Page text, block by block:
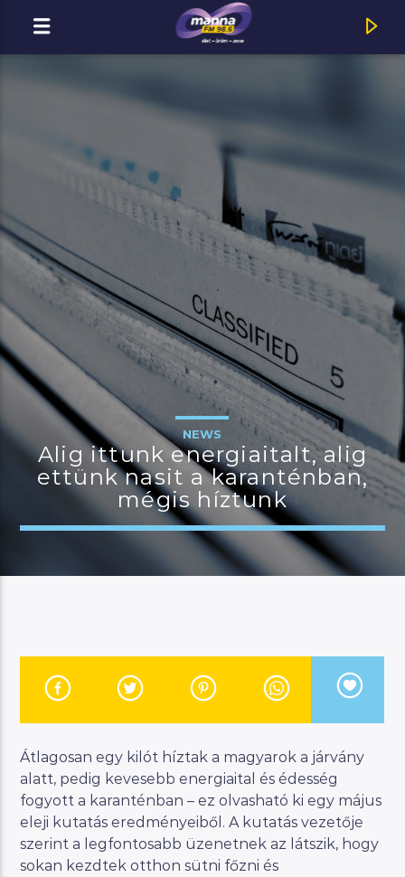
MOST ADÁSBAN
MannaFM
JELENLEGI MŰSOR
BUDAPEST UPDATE
23:00
Manna FM
NEWS
Alig ittunk energiaitalt, alig
ettünk nasit a karanténban,
mégis híztunk
Átlagosan egy kilót híztak a magyarok a járvány
alatt, pedig kevesebb energiaital és édesség
fogyott a karanténban – ez olvasható ki egy május
eleji kutatás eredményeiből. A kutatás vezetője
szerint a legfontosabb üzenetnek az látszik, hogy
sokan kezdtek otthon sütni főzni és